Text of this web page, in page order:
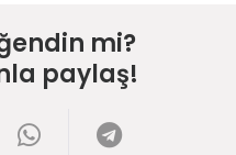
mi?
paylaş!